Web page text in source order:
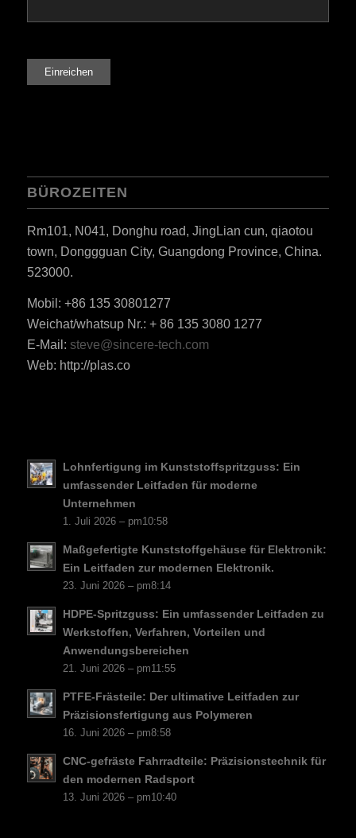
BÜROZEITEN
Rm101, N041, Donghu road, JingLian cun, qiaotou
town, Donggguan City, Guangdong Province, China.
523000.
Mobil: +86 135 30801277
Weichat/whatsup Nr.: + 86 135 3080 1277
E-Mail: steve@sincere-tech.com
Web: http://plas.co
Lohnfertigung im Kunststoffspritzguss: Ein
umfassender Leitfaden für moderne
Unternehmen
1. Juli 2026 – pm10:58
Maßgefertigte Kunststoffgehäuse für Elektronik:
Ein Leitfaden zur modernen Elektronik.
23. Juni 2026 – pm8:14
HDPE-Spritzguss: Ein umfassender Leitfaden zu
Werkstoffen, Verfahren, Vorteilen und
Anwendungsbereichen
21. Juni 2026 – pm11:55
PTFE-Frästeile: Der ultimative Leitfaden zur
Präzisionsfertigung aus Polymeren
16. Juni 2026 – pm8:58
CNC-gefräste Fahrradteile: Präzisionstechnik für
den modernen Radsport
13. Juni 2026 – pm10:40
RU
NL
PL
TR
JA
KO
PT
CS
DA
FI
RO
ES_MX